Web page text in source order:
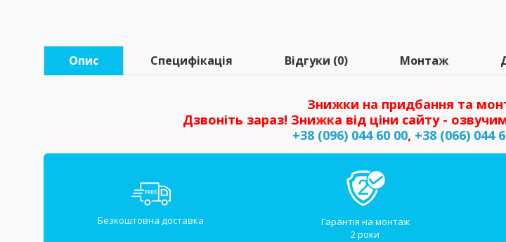
Опис Специфікація Відгуки (0) Монтаж
Знижки на придбання та
Дзвоніть зараз! Знижка від ціни сайту -
+38 (096) 044 60 00, +38 (066) 044
Безкоштовна доставка
Гарантія на монтаж
2 роки